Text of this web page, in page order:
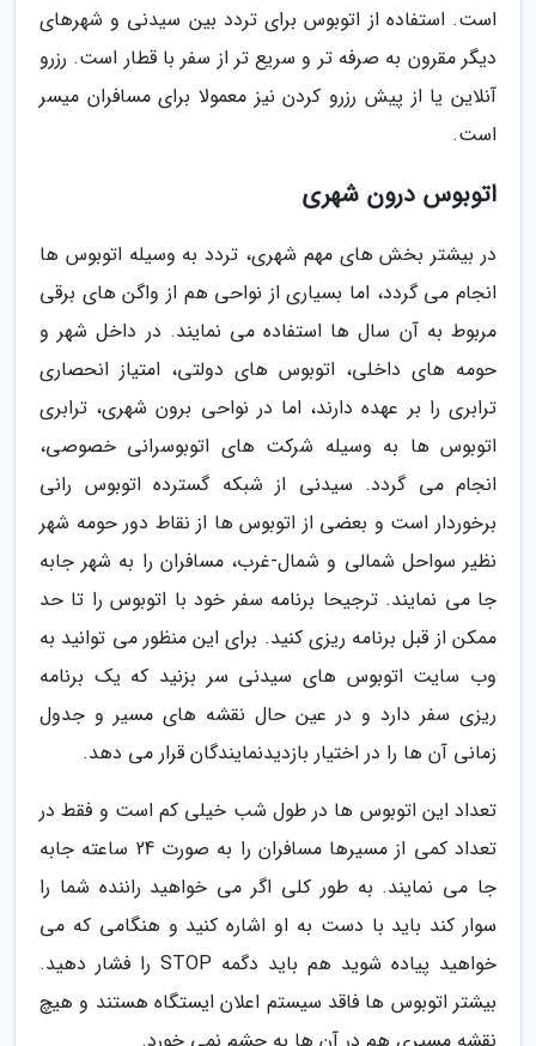
است. استفاده از اتوبوس برای تردد بین سیدنی و شهرهای
دیگر مقرون به صرفه تر و سریع تر از سفر با قطار است. رزرو
آنلاین یا از پیش رزرو کردن نیز معمولا برای مسافران میسر
است.
اتوبوس درون شهری
در بیشتر بخش های مهم شهری، تردد به وسیله اتوبوس ها
انجام می گردد، اما بسیاری از نواحی هم از واگن های برقی
مربوط به آن سال ها استفاده می نمایند. در داخل شهر و
حومه های داخلی، اتوبوس های دولتی، امتیاز انحصاری
ترابری را بر عهده دارند، اما در نواحی برون شهری، ترابری
اتوبوس ها به وسیله شرکت های اتوبوسرانی خصوصی،
انجام می گردد. سیدنی از شبکه گسترده اتوبوس رانی
برخوردار است و بعضی از اتوبوس ها از نقاط دور حومه شهر
نظیر سواحل شمالی و شمال-غرب، مسافران را به شهر جابه
جا می نمایند. ترجیحا برنامه سفر خود با اتوبوس را تا حد
ممکن از قبل برنامه ریزی کنید. برای این منظور می توانید به
وب سایت اتوبوس های سیدنی سر بزنید که یک برنامه
ریزی سفر دارد و در عین حال نقشه های مسیر و جدول
زمانی آن ها را در اختیار بازدیدنمایندگان قرار می دهد.
تعداد این اتوبوس ها در طول شب خیلی کم است و فقط در
تعداد کمی از مسیرها مسافران را به صورت 24 ساعته جابه
جا می نمایند. به طور کلی اگر می خواهید راننده شما را
سوار کند باید با دست به او اشاره کنید و هنگامی که می
خواهید پیاده شوید هم باید دگمه STOP را فشار دهید.
بیشتر اتوبوس ها فاقد سیستم اعلان ایستگاه هستند و هیچ